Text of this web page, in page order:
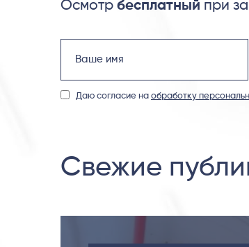
Осмотр бесплатный при
Даю согласие на обработку
Свежие